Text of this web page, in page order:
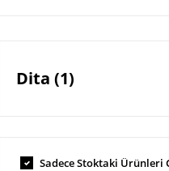
Dita (1)
Sadece Stoktaki Ürünleri